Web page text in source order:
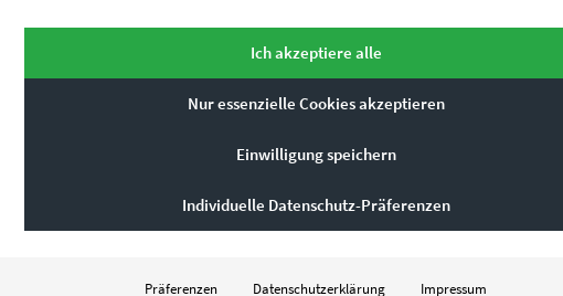
Ich akzeptiere alle
Nur essenzielle Cookies akzeptieren
Einwilligung speichern
Individuelle Datenschutz-Präferenzen
Präferenzen Datenschutzerklärung Impressum